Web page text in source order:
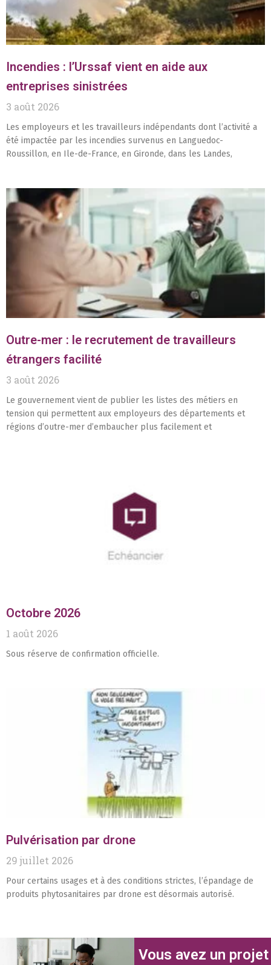
Incendies : l’Urssaf vient en aide aux
entreprises sinistrées
3 août 2026
Les employeurs et les travailleurs indépendants dont l’activité a
été impactée par les incendies survenus en Languedoc-
Roussillon, en Ile-de-France, en Gironde, dans les Landes,
Outre-mer : le recrutement de travailleurs
étrangers facilité
3 août 2026
Le gouvernement vient de publier les listes des métiers en
tension qui permettent aux employeurs des départements et
régions d’outre-mer d’embaucher plus facilement et
Octobre 2026
1 août 2026
Sous réserve de confirmation officielle.
Pulvérisation par drone
29 juillet 2026
Pour certains usages et à des conditions strictes, l’épandage de
produits phytosanitaires par drone est désormais autorisé.
Vous avez un projet